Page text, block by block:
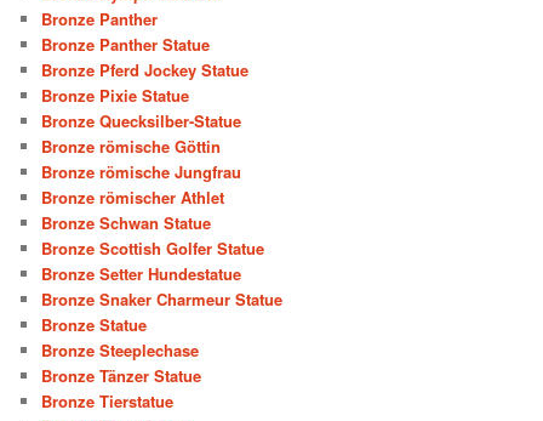
Bronze Panther
Bronze Panther Statue
Bronze Pferd Jockey Statue
Bronze Pixie Statue
Bronze Quecksilber-Statue
Bronze römische Göttin
Bronze römische Jungfrau
Bronze römischer Athlet
Bronze Schwan Statue
Bronze Scottish Golfer Statue
Bronze Setter Hundestatue
Bronze Snaker Charmeur Statue
Bronze Statue
Bronze Steeplechase
Bronze Tänzer Statue
Bronze Tierstatue